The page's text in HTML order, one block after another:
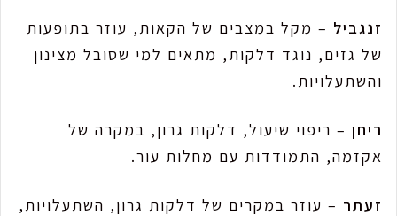
זנגביל – מקל במצבים של הקאות, עוזר בתופעות
של גזים, נוגד דלקות, מתאים למי שסובל מצינון
והשתעלויות.
ריחן – ריפוי שיעול, דלקות גרון, במקרה של
אקזמה, התמודדות עם מחלות עור.
זעתר – עוזר במקרים של דלקות גרון, השתעלויות,